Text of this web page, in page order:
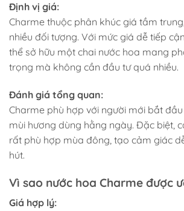
Định vị giá:
Charme thuộc phân khúc giá tầm
nhiều đối tượng. Với mức giá dễ tiếp
thể sở hữu một chai nước hoa mang
trọng mà không cần đầu tư quá nhiều.
Đánh giá tổng quan:
Charme phù hợp với người mới bắt
mùi hương dùng hằng ngày. Đặc biệt,
rất phù hợp mùa đông, tạo cảm giác
hút.
Vì sao nước hoa Charme được
Giá hợp lý: